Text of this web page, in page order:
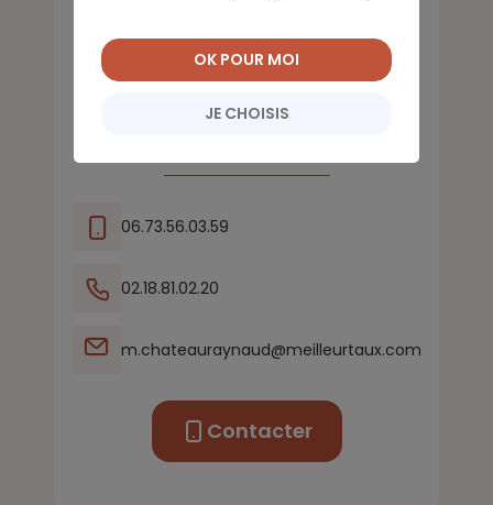
06.73.56.03.59
02.18.81.02.20
m.chateauraynaud@meilleurtaux.com
Contacter
JE CHOISIS
OK POUR MOI